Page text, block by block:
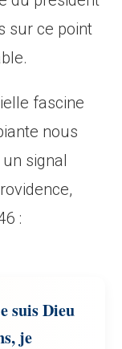
sur ce point
fascine
nous
signal
:
suis Dieu
je